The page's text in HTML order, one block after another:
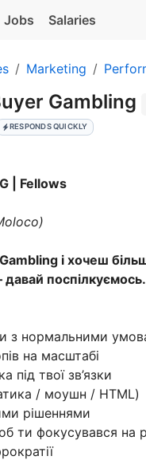
Jobs Salaries
Marketing
Gambling
RESPONDS QUICKLY
| Fellows
і хочеш
давай поспілкуємось.
з нормальними
на масштабі
під твої зв’язки
/ моушн / HTML)
рішеннями
ти фокусувався на